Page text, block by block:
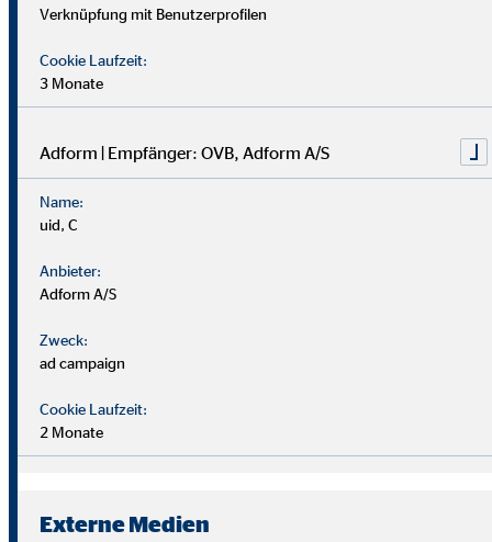
Wir suchen Persönlichkeiten mit Charakter, die aus dem
Du musst kein Finanzprofi sein – unsere Ausbildung bereitet
Verknüpfung mit Benutzerprofilen
Cookie Laufzeit:
3 Monate
Adform | Empfänger: OVB, Adform A/S
Name:
uid, C
Anbieter:
Adform A/S
Zweck:
ad campaign
Cookie Laufzeit:
2 Monate
Externe Medien